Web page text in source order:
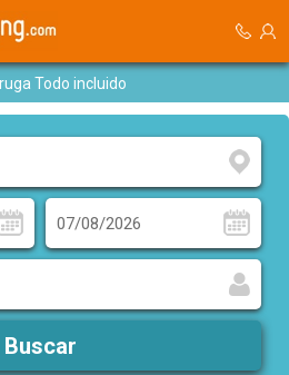
Todo incluido
Buscar